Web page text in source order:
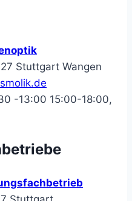
Stuttgart Wangen
-13:00 15:00-18:00,